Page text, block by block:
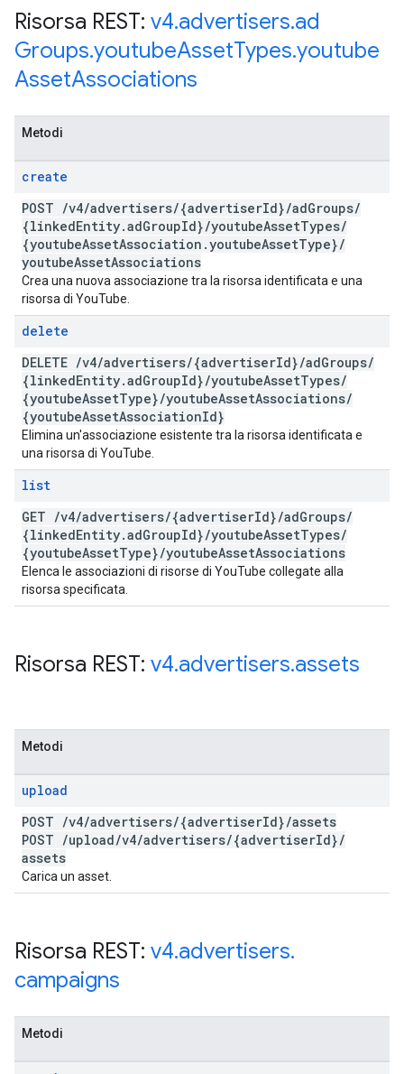
Risorsa REST: v4.advertisers.ad
Groups.youtubeAssetTypes.youtube
AssetAssociations
Metodi
create
POST /v4/advertisers/{advertiserId}/adGroups/
{linkedEntity.adGroupId}/youtubeAssetTypes/
{youtubeAssetAssociation .youtubeAssetType}/
youtubeAssetAssociations
Crea una nuova associazione tra la risorsa identificata e una
risorsa di YouTube.
delete
DELETE /v4/advertisers/{advertiserId}/adGroups/
{linkedEntity.adGroupId}/youtubeAssetTypes/
{youtubeAssetType}/youtubeAssetAssociations/
{youtubeAssetAssociationId}
Elimina un'associazione esistente tra la risorsa identificata e
una risorsa di YouTube.
list
GET /v4/advertisers/{advertiserId}/adGroups/
{linkedEntity.adGroupId}/youtubeAssetTypes/
{youtubeAssetType}/youtubeAssetAssociations
Elenca le associazioni di risorse di YouTube collegate alla
risorsa specificata.
Risorsa REST: v4.advertisers.assets
Metodi
upload
POST /v4/advertisers/{advertiserId}/assets
POST /upload/v4/advertisers/{advertiserId}/
assets
Carica un asset.
Risorsa REST: v4.advertisers.
campaigns
Metodi